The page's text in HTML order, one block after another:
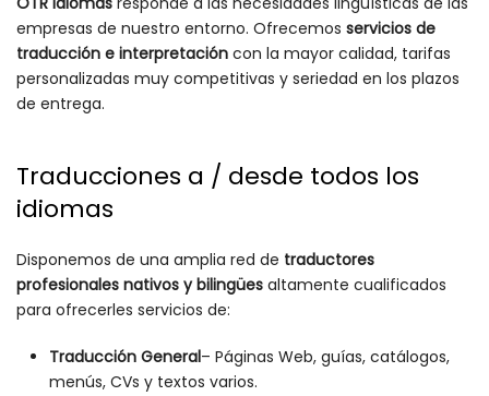
empresas de nuestro entorno. Ofrecemos servicios de
traducción e interpretación con la mayor calidad, tarifas
personalizadas muy competitivas y seriedad en los plazos
de entrega.
Traducciones a / desde todos los
idiomas
Disponemos de una amplia red de traductores
profesionales nativos y bilingües altamente cualificados
para ofrecerles servicios de:
Traducción General– Páginas Web, guías, catálogos,
menús, CVs y textos varios.